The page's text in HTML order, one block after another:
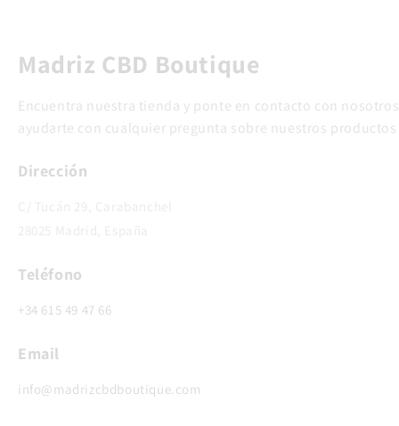
Madriz CBD Boutique
Encuentra nuestra tienda y ponte en contacto con
ayudarte con cualquier pregunta sobre nuestros productos
Dirección
Teléfono
+34 615 49 47 66
Email
info@madrizcbdboutique.com